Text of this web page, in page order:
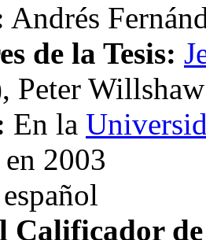
Andrés
de la Tesis:
Peter
En la
2003
español
Calificador de